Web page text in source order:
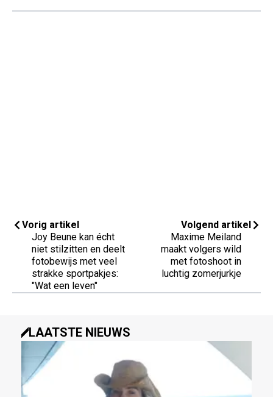
Vorig artikel
Joy Beune kan écht
niet stilzitten en deelt
fotobewijs met veel
strakke sportpakjes:
"Wat een leven"
Volgend artikel
Maxime Meiland
maakt volgers wild
met fotoshoot in
luchtig zomerjurkje
LAATSTE NIEUWS